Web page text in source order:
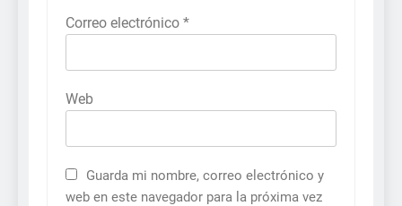
Correo electrónico *
Web
Guarda mi nombre, correo electrónico y
web en este navegador para la próxima vez